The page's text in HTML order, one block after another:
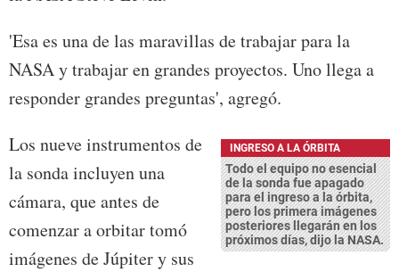
'Esa es una de las maravillas de trabajar para la
NASA y trabajar en grandes proyectos. Uno llega a
responder grandes preguntas', agregó.
INGRESO A LA ÓRBITA
Todo el equipo no esencial
de la sonda fue apagado
para el ingreso a la órbita,
pero los primera imágenes
posteriores llegarán en los
próximos días, dijo la NASA.
Los nueve instrumentos de
la sonda incluyen una
cámara, que antes de
comenzar a orbitar tomó
imágenes de Júpiter y sus